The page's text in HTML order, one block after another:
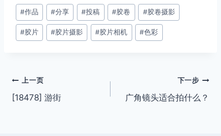
文
章
标
#作品 #分享 #投稿 #胶卷 #胶卷摄影
#胶片 #胶片摄影 #胶片相机 #色彩
文
章
上一页
[18478] 游街
下一步
广角镜头适合拍什么？